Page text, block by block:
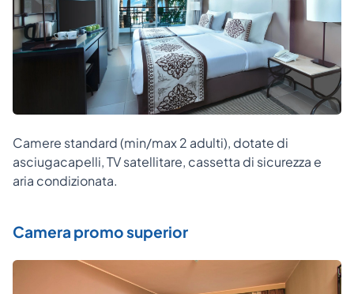
Camere standard (min/max 2 adulti), dotate di
asciugacapelli, TV satellitare, cassetta di sicurezza e
aria condizionata.
Camera promo superior